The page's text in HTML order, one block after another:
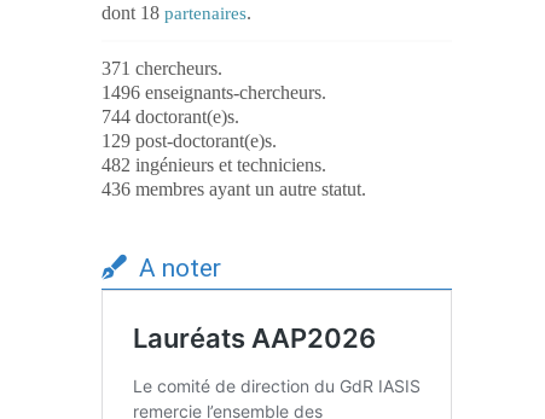
dont 18 partenaires.
371 chercheurs.
1496 enseignants-chercheurs.
744 doctorant(e)s.
129 post-doctorant(e)s.
482 ingénieurs et techniciens.
436 membres ayant un autre statut.
A noter